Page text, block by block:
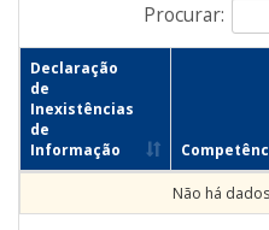
Procurar:
Declaração
de
Inexistências
de
Informação
Não há